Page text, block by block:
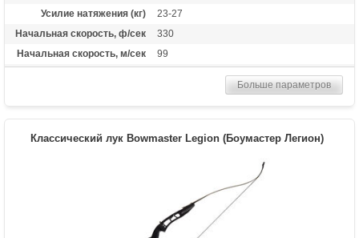
Усилие натяжения (кг)
23-27
Начальная скорость, ф/сек
330
Начальная скорость, м/сек
99
Высота базы (дюймы)
7.5
Рукоять - алюминий 6061-Т6, блоки -
алюминий 7075-Т6, тетива - нить BCY-X
Спорт, развлечение
Больше параметров
Классический лук Bowmaster Legion (Боумастер Легион)